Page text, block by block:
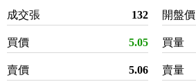
成交張 132
買價 5.05
賣價 5.06
開盤價
買量
賣量